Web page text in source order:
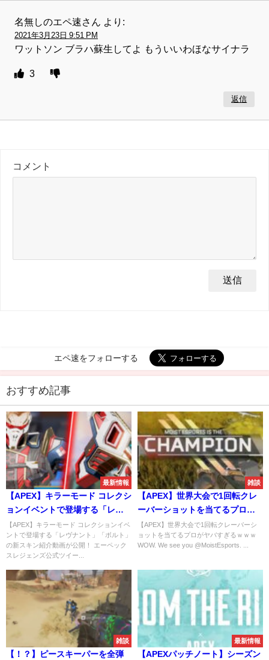
名無しのエペ速さん より:
2021年3月23日 9:51 PM
ワットソン ブラハ蘇生してよ もういいわほなサイナラ
3
返信
コメント
エペ速をフォローする
おすすめ記事
最新情報
【APEX】キラーモード コレクシ
ョンイベントで登場する「レヴ
ナント」「ボルト」の新スキン
紹介動画が公開！
【APEX】キラーモード コレクションイベ
ントで登場する「レヴナント」「ボルト」
の新スキン紹介動画が公開！ エーペック
スレジェンズ公式ツイー...
雑談
【APEX】世界大会で1回転クレ
ーバーショットを当てるプロが
ヤバすぎるｗｗｗ
【APEX】世界大会で1回転クレーバーシ
ョットを当てるプロがヤバすぎるｗｗｗ
WOW. We see you @MoistEsports. ...
雑談
【！？】ピースキーパーを全弾
最新情報
【APEXパッチノート】シーズン